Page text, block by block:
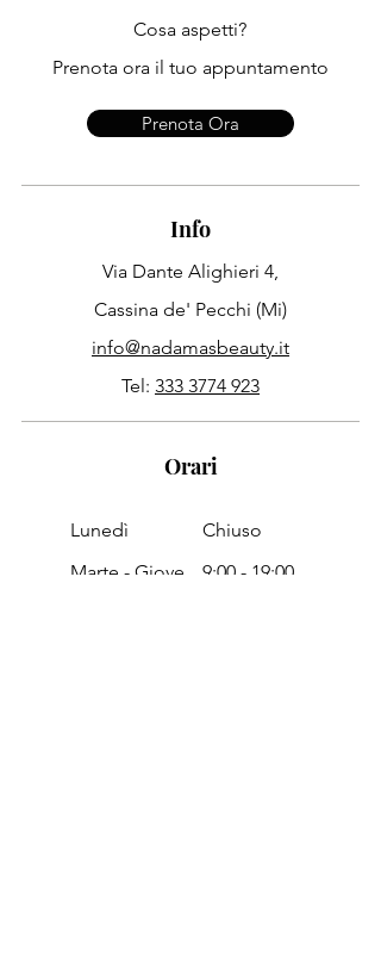
Cosa aspetti?
Prenota ora il tuo appuntamento
Prenota Ora
Info
Via Dante Alighieri 4,
Cassina de' Pecchi (Mi)
info@nadamasbeauty.it
Tel: 333 3774 923
Orari
Chiuso
9:00 - 19:00
Lunedì
Marte - Giove